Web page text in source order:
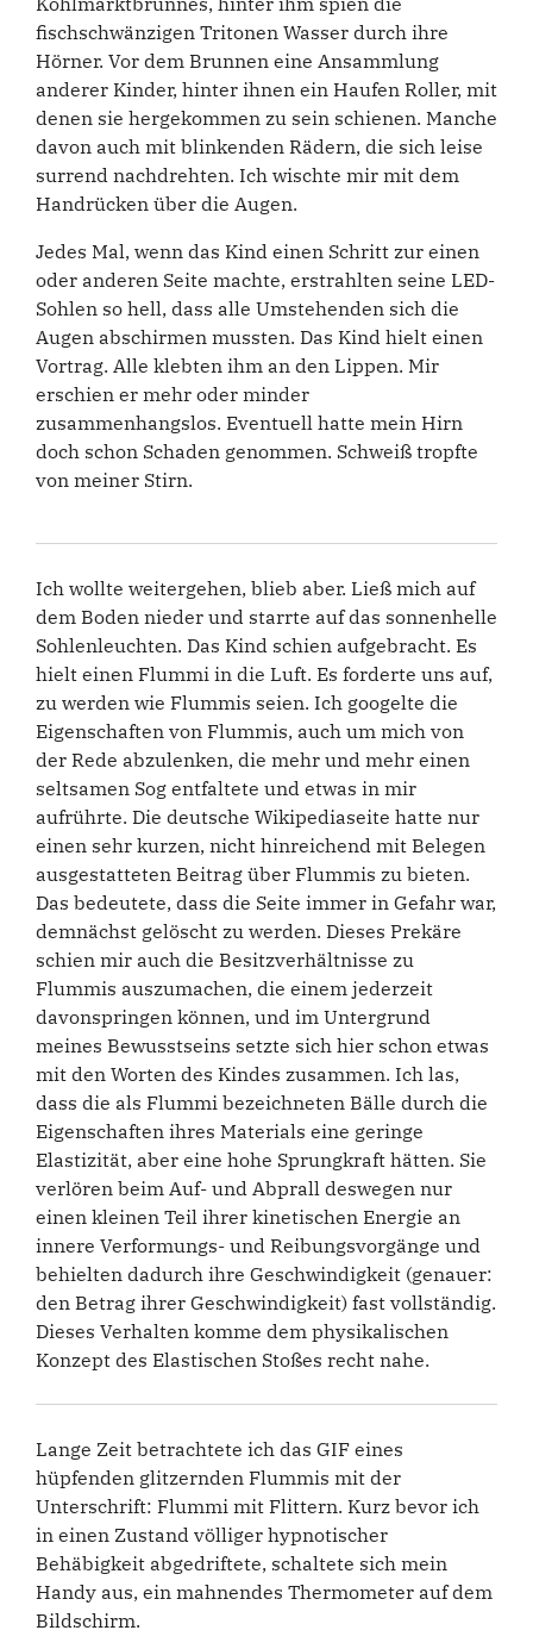
fischschwänzigen Tritonen Wasser durch ihre
Hörner. Vor dem Brunnen eine Ansammlung
anderer Kinder, hinter ihnen ein Haufen Roller, mit
denen sie hergekommen zu sein schienen. Manche
davon auch mit blinkenden Rädern, die sich leise
surrend nachdrehten. Ich wischte mir mit dem
Handrücken über die Augen.
Jedes Mal, wenn das Kind einen Schritt zur einen
oder anderen Seite machte, erstrahlten seine LED-
Sohlen so hell, dass alle Umstehenden sich die
Augen abschirmen mussten. Das Kind hielt einen
Vortrag. Alle klebten ihm an den Lippen. Mir
erschien er mehr oder minder
zusammenhangslos. Eventuell hatte mein Hirn
doch schon Schaden genommen. Schweiß tropfte
von meiner Stirn.
Ich wollte weitergehen, blieb aber. Ließ mich auf
dem Boden nieder und starrte auf das sonnenhelle
Sohlenleuchten. Das Kind schien aufgebracht. Es
hielt einen Flummi in die Luft. Es forderte uns auf,
zu werden wie Flummis seien. Ich googelte die
Eigenschaften von Flummis, auch um mich von
der Rede abzulenken, die mehr und mehr einen
seltsamen Sog entfaltete und etwas in mir
aufrührte. Die deutsche Wikipediaseite hatte nur
einen sehr kurzen, nicht hinreichend mit Belegen
ausgestatteten Beitrag über Flummis zu bieten.
Das bedeutete, dass die Seite immer in Gefahr war,
demnächst gelöscht zu werden. Dieses Prekäre
schien mir auch die Besitzverhältnisse zu
Flummis auszumachen, die einem jederzeit
davonspringen können, und im Untergrund
meines Bewusstseins setzte sich hier schon etwas
mit den Worten des Kindes zusammen. Ich las,
dass die als Flummi bezeichneten Bälle durch die
Eigenschaften ihres Materials eine geringe
Elastizität, aber eine hohe Sprungkraft hätten. Sie
verlören beim Auf- und Abprall deswegen nur
einen kleinen Teil ihrer kinetischen Energie an
innere Verformungs- und Reibungsvorgänge und
behielten dadurch ihre Geschwindigkeit (genauer:
den Betrag ihrer Geschwindigkeit) fast vollständig.
Dieses Verhalten komme dem physikalischen
Konzept des Elastischen Stoßes recht nahe.
Lange Zeit betrachtete ich das GIF eines
hüpfenden glitzernden Flummis mit der
Unterschrift: Flummi mit Flittern. Kurz bevor ich
in einen Zustand völliger hypnotischer
Behäbigkeit abgedriftete, schaltete sich mein
Handy aus, ein mahnendes Thermometer auf dem
Bildschirm.